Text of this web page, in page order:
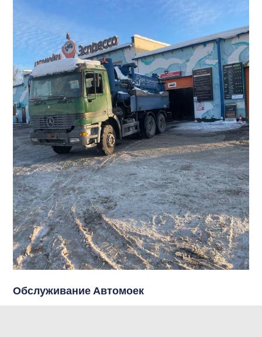
Обслуживание Автомоек